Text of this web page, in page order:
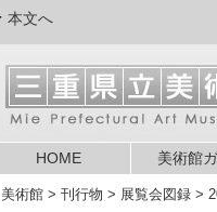
本文へ
HOME 美術館
美術館 > 刊行物 > 展覧会図録 >